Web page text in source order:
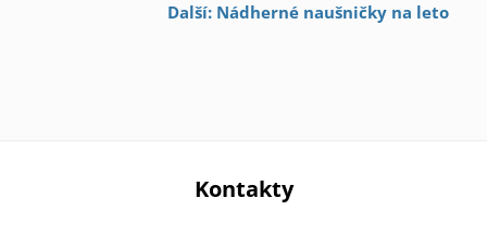
Další: Nádherné naušničky na leto
Kontakty